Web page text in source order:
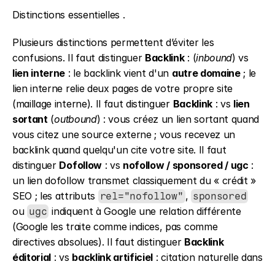
Distinctions essentielles .
Plusieurs distinctions permettent d’éviter les
confusions. Il faut distinguer Backlink : (inbound
lien interne : le backlink vient d'un autre domaine ; le
lien interne relie deux pages de votre propre site
(maillage interne). Il faut distinguer Backlink : vs lien
sortant (outbound) : vous créez un lien sortant quand
vous citez une source externe ; vous recevez un
backlink quand quelqu'un cite votre site. Il faut
distinguer Dofollow : vs nofollow / sponsored / ugc :
un lien dofollow transmet classiquement du « crédit »
SEO ; les attributs rel="nofollow" , sponsored
ou ugc indiquent à Google une relation différente
(Google les traite comme indices, pas comme
directives absolues). Il faut distinguer Backlink
éditorial : vs backlink artificiel : citation naturelle dans